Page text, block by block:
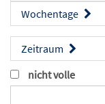
Wochentage
Zeitraum
nicht volle